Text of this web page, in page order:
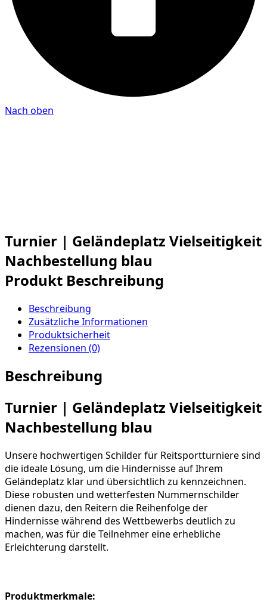
Nach oben
Turnier | Geländeplatz Vielseitigkeit
Nachbestellung blau
Produkt Beschreibung
Beschreibung
Zusätzliche Informationen
Produktsicherheit
Rezensionen (0)
Beschreibung
Turnier | Geländeplatz Vielseitigkeit
Nachbestellung blau
Unsere hochwertigen Schilder für Reitsportturniere sind
die ideale Lösung, um die Hindernisse auf Ihrem
Geländeplatz klar und übersichtlich zu kennzeichnen.
Diese robusten und wetterfesten Nummernschilder
dienen dazu, den Reitern die Reihenfolge der
Hindernisse während des Wettbewerbs deutlich zu
machen, was für die Teilnehmer eine erhebliche
Erleichterung darstellt.
Produktmerkmale: